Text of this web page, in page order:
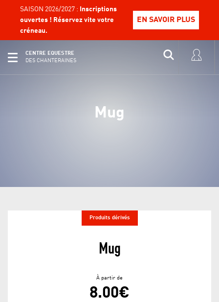
SAISON 2026/2027 :
Inscriptions
ouvertes ! Réservez vite votre
créneau.
EN SAVOIR PLUS
CENTRE EQUESTRE
DES CHANTERAINES
Mug
Produits dérivés
Mug
À partir de
8.00€